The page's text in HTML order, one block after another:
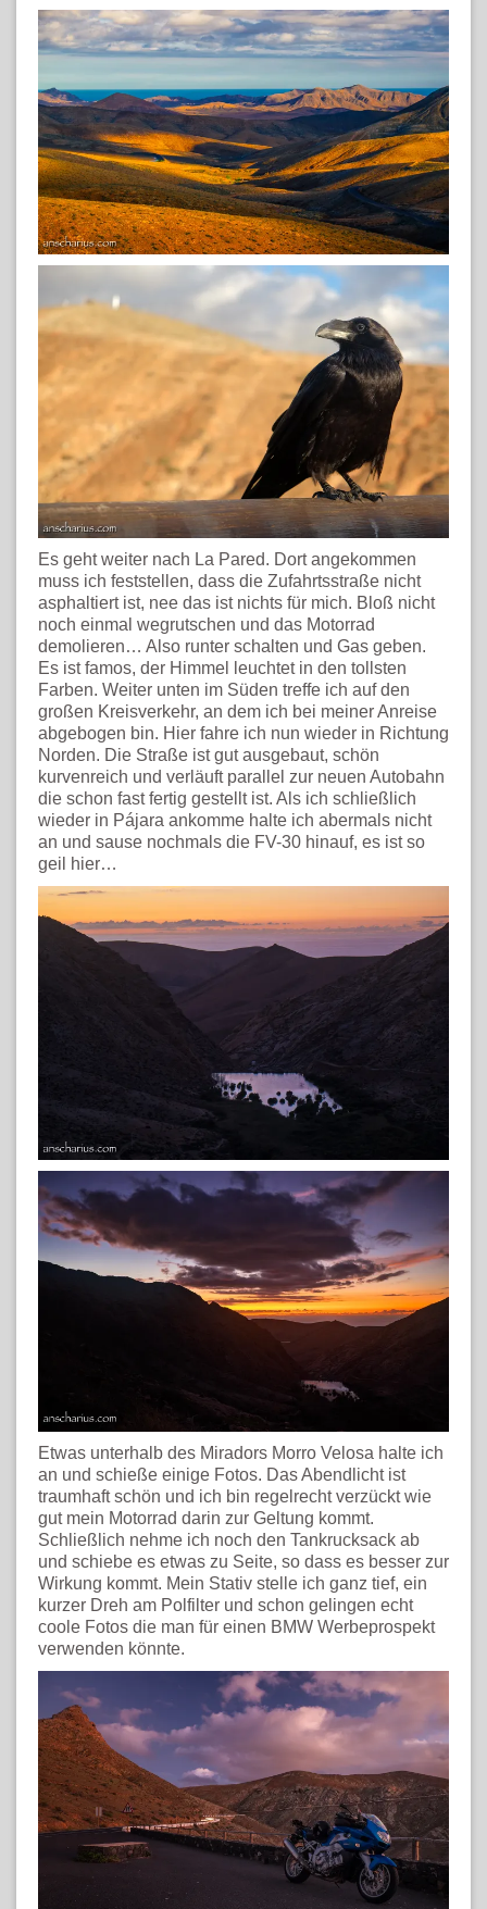
Es geht weiter nach La Pared. Dort angekommen
muss ich feststellen, dass die Zufahrtsstraße nicht
asphaltiert ist, nee das ist nichts für mich. Bloß nicht
noch einmal wegrutschen und das Motorrad
demolieren… Also runter schalten und Gas geben.
Es ist famos, der Himmel leuchtet in den tollsten
Farben. Weiter unten im Süden treffe ich auf den
großen Kreisverkehr, an dem ich bei meiner Anreise
abgebogen bin. Hier fahre ich nun wieder in Richtung
Norden. Die Straße ist gut ausgebaut, schön
kurvenreich und verläuft parallel zur neuen Autobahn
die schon fast fertig gestellt ist. Als ich schließlich
wieder in Pájara ankomme halte ich abermals nicht
an und sause nochmals die FV-30 hinauf, es ist so
geil hier…
Etwas unterhalb des Miradors Morro Velosa halte ich
an und schieße einige Fotos. Das Abendlicht ist
traumhaft schön und ich bin regelrecht verzückt wie
gut mein Motorrad darin zur Geltung kommt.
Schließlich nehme ich noch den Tankrucksack ab
und schiebe es etwas zu Seite, so dass es besser zur
Wirkung kommt. Mein Stativ stelle ich ganz tief, ein
kurzer Dreh am Polfilter und schon gelingen echt
coole Fotos die man für einen BMW Werbeprospekt
verwenden könnte.